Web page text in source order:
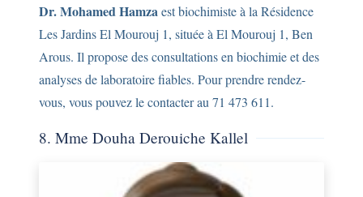
Dr. Mohamed Hamzaest biochimiste à la Résidence
Les Jardins El Mourouj 1, située à El Mourouj 1, Ben
Arous. Il propose des consultations en biochimie et des
analyses de laboratoire fiables. Pour prendre rendez-
vous, vous pouvez le contacter au 71 473 611.
8. Mme Douha Derouiche Kallel